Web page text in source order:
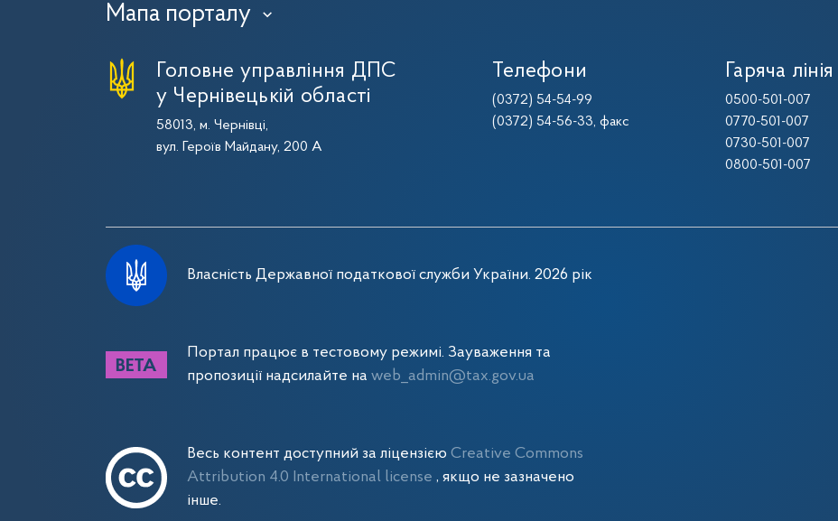
Мапа порталу ›
Головне управління ДПС
у Чернівецькій області
58013, м. Чернівці,
вул. Героїв Майдану, 200 А
Телефони
(0372) 54-54-99
(0372) 54-56-33, факс
Гаряча лінія
0500-501-007
0770-501-007
0730-501-007
0800-501-007
Власність Державної податкової служби України. 2026 рік
Портал працює в тестовому режимі. Зауваження та
пропозиції надсилайте на web_admin@tax.gov.ua
Весь контент доступний за ліцензією Creative Commons
Attribution 4.0 International license , якщо не зазначено
інше.